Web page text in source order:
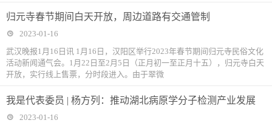
归元寺春节期间白天开放，周边道路有交通管制
2023-01-16
武汉晚报‬1月16日讯 1月16日，汉阳区举行2023年春节期间归元寺民俗文化
活动新闻通气会。1月22日至2月5日（正月初一至正月十五），归元寺白天
开放，实行线上售票，分时段进入。由于翠微
我是代表委员 | 杨方列：推动湖北病原学分子检测产业发展
2023-01-16